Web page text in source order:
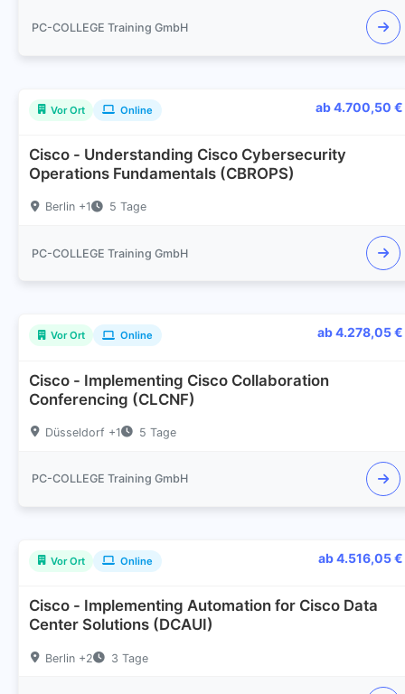
PC-COLLEGE Training GmbH
Vor Ort Online ab 4.700,50 €
Cisco - Understanding Cisco Cybersecurity
Operations Fundamentals (CBROPS)
Berlin +1 5 Tage
PC-COLLEGE Training GmbH
Vor Ort Online ab 4.278,05 €
Cisco - Implementing Cisco Collaboration
Conferencing (CLCNF)
Düsseldorf +1 5 Tage
PC-COLLEGE Training GmbH
Vor Ort Online ab 4.516,05 €
Cisco - Implementing Automation for Cisco Data
Center Solutions (DCAUI)
Berlin +2 3 Tage